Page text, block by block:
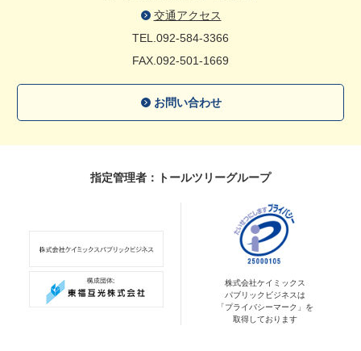
交通アクセス
TEL.092-584-3366
FAX.092-501-1669
お問い合わせ
指定管理者：トールツリーグループ
株式会社ケイミックス
パブリックビジネスは
「プライバシーマーク」を
取得しております